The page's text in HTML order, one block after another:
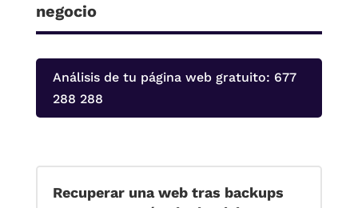
negocio
Análisis de tu página web gratuito: 677
288 288
Recuperar una web tras backups